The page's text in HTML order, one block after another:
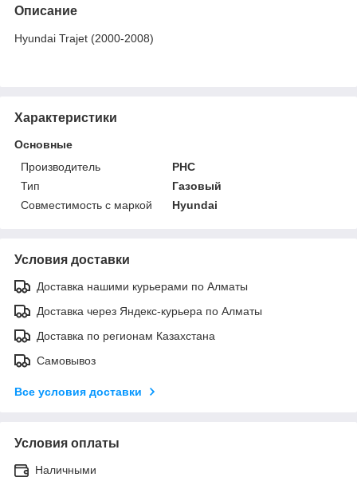
Описание
Hyundai Trajet (2000-2008)
Характеристики
Основные
Производитель
PHC
Тип
Газовый
Совместимость с маркой
Hyundai
Условия доставки
Доставка нашими курьерами по Алматы
Доставка через Яндекс-курьера по Алматы
Доставка по регионам Казахстана
Самовывоз
Все условия доставки
Условия оплаты
Наличными